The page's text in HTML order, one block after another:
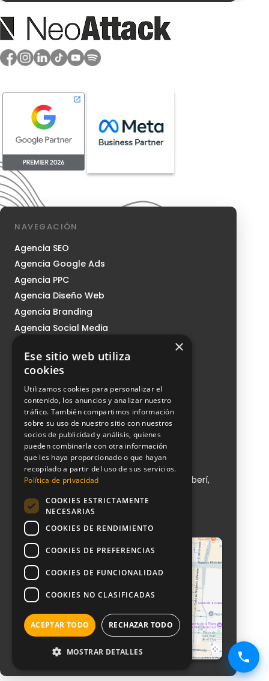
NAVEGACIÓN
Agencia SEO
Agencia Google Ads
Agencia PPC
Agencia Diseño Web
Agencia Branding
Agencia Social Media
Nosotros
Sistema CMI
Podcast
Blog
Contacto
NeoAttack
Calle de Sta Engracia, 151, 1, puerta 1, Chamberí,
+ 34 910 612 029
info@neoattack.com
×
Ese sitio web utiliza
cookies
Utilizamos cookies para personalizar el
contenido, los anuncios y analizar nuestro
tráfico. También compartimos información
sobre su uso de nuestro sitio con nuestros
socios de publicidad y análisis, quienes
pueden combinarla con otra información
que les haya proporcionado o que hayan
recopilado a partir del uso de sus servicios.
Política de privacidad
COOKIES ESTRICTAMENTE
NECESARIAS
COOKIES DE RENDIMIENTO
COOKIES DE PREFERENCIAS
COOKIES DE FUNCIONALIDAD
COOKIES NO CLASIFICADAS
ACEPTAR TODO RECHAZAR TODO
MOSTRAR DETALLES